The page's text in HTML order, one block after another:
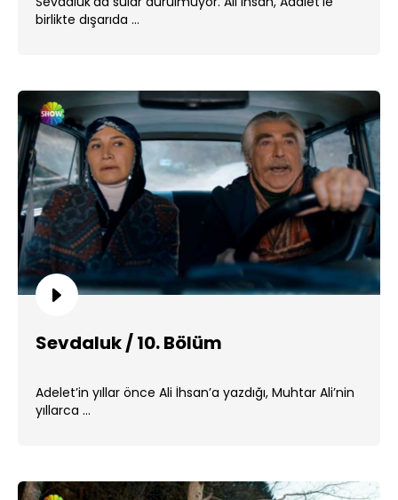
birlikte dışarıda ...
Sevdaluk / 10. Bölüm
Adelet’in yıllar önce Ali İhsan’a yazdığı, Muhtar Ali’nin
yıllarca ...